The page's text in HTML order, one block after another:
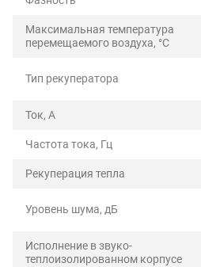
Максимальная температура
перемещаемого воздуха, °C
Тип рекуператора
Ток, А
Частота тока, Гц
Рекуперация тепла
Уровень шума, дБ
Исполнение в звуко-
теплоизолированном корпусе